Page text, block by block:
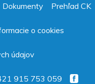
Dokumenty Prehľad CK
o cookies
údajov
915 753 059